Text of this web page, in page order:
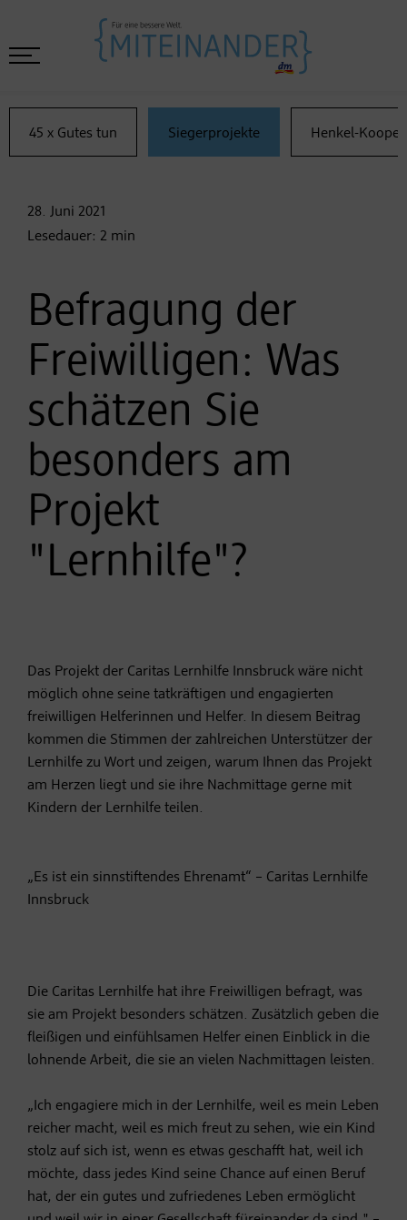
45 x Gutes tun Siegerprojekte Henkel-
28. Juni 2021
Lesedauer: 2 min
Befragung der
Freiwilligen: Was
schätzen Sie
besonders am
Projekt
"Lernhilfe"?
Das Projekt der Caritas Lernhilfe Innsbruck wäre nicht
möglich ohne seine tatkräftigen und engagierten
freiwilligen Helferinnen und Helfer. In diesem Beitrag
kommen die Stimmen der zahlreichen Unterstützer der
Lernhilfe zu Wort und zeigen, warum Ihnen das Projekt
am Herzen liegt und sie ihre Nachmittage gerne mit
Kindern der Lernhilfe teilen.
„Es ist ein sinnstiftendes Ehrenamt“ – Caritas Lernhilfe
Innsbruck
Die Caritas Lernhilfe hat ihre Freiwilligen befragt, was
sie am Projekt besonders schätzen. Zusätzlich geben die
fleißigen und einfühlsamen Helfer einen Einblick in die
lohnende Arbeit, die sie an vielen Nachmittagen leisten.
„Ich engagiere mich in der Lernhilfe, weil es mein Leben
reicher macht, weil es mich freut zu sehen, wie ein Kind
stolz auf sich ist, wenn es etwas geschafft hat, weil ich
möchte, dass jedes Kind seine Chance auf einen Beruf
hat, der ein gutes und zufriedenes Leben ermöglicht